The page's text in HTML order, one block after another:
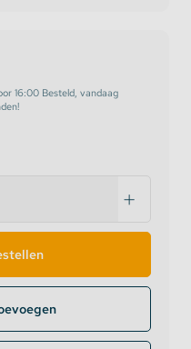
16:00 Besteld, vandaag